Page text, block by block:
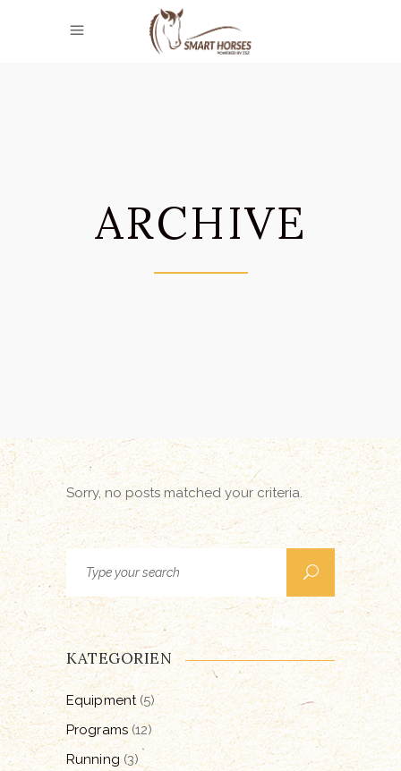
ARCHIVE
Sorry, no posts matched your criteria.
Search
KATEGORIEN
Equipment(5)
Programs(12)
Running(3)